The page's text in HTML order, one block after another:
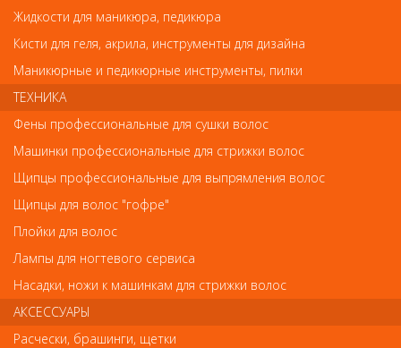
комплектности реального товара с фотографиями и описанием
на сайте не является показателем ненадлежащего качества
товара.
Так же советуем посмотреть
Арт. bum12x180
Бигуди, коклюшки, шейперы
Жидкости для маникюра, педикюра
Кисти для геля, акрила, инструменты для дизайна
Маникюрные и педикюрные инструменты, пилки
ТЕХНИКА
Фены профессиональные для сушки волос
Машинки профессиональные для стрижки волос
Щипцы профессиональные для выпрямления волос
Щипцы для волос "гофре"
Плойки для волос
Лампы для ногтевого сервиса
Насадки, ножи к машинкам для стрижки волос
АКСЕССУАРЫ
Расчески, брашинги, щетки